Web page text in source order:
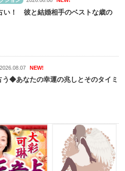
い！ 彼と結婚相手のベストな歳の
2026.08.07 NEW!
う◆あなたの幸運の兆しとそのタイミ